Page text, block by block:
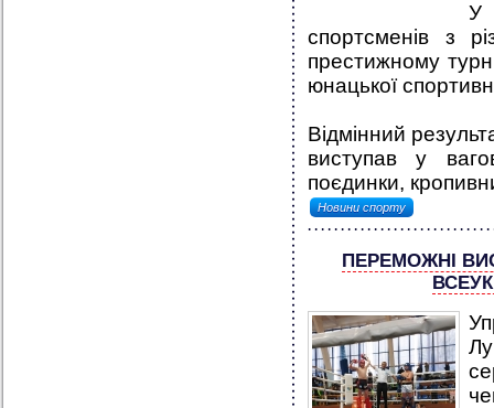
У
спортсменів з
престижному
юнацької
Відмінний
виступав у
поєдинки,
Новини спорту
ПЕРЕМОЖНІ